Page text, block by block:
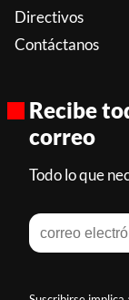
Directivos
Contáctanos
Recibe
correo
Todo lo que